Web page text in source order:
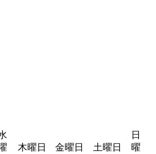
木曜日 金曜日 土曜日
日
曜